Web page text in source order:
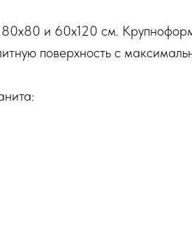
и 60х120 см.
поверхность с